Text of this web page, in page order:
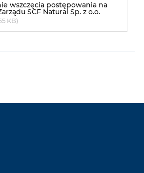
wszczęcia postępowania na
SCF Natural Sp. z o.o.
KB)